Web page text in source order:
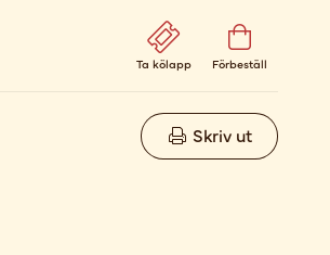
Ta kölapp Förbeställ
Skriv ut